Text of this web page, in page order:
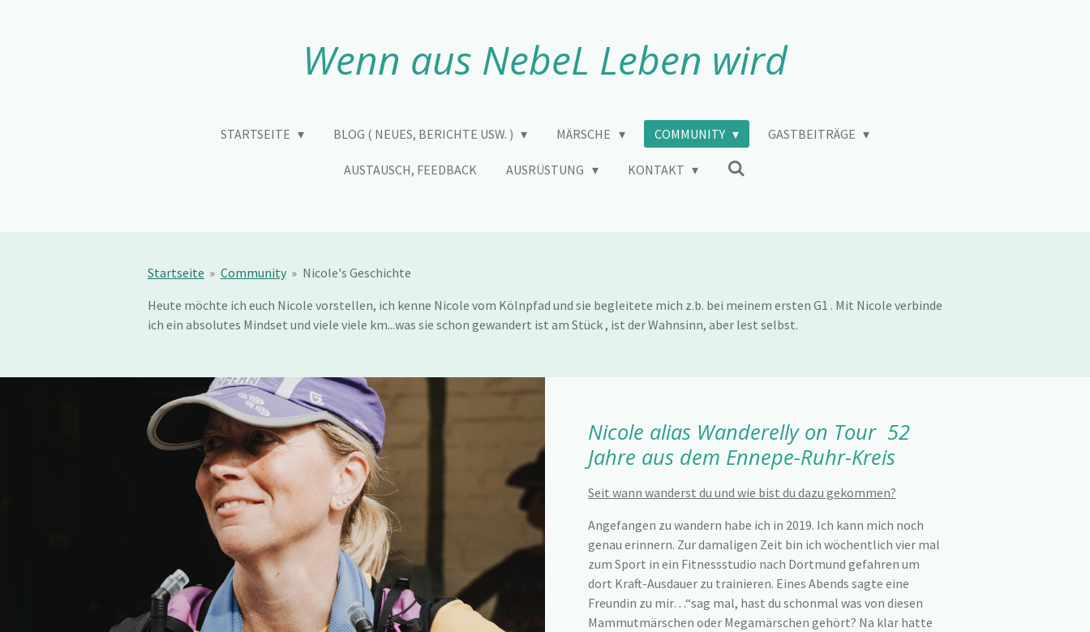
Wenn aus NebeL Leben wird
STARTSEITE BLOG ( NEUES, BERICHTE USW. ) MÄRSCHE COMMUNITY GASTBEITRÄGE
AUSTAUSCH, FEEDBACK AUSRÜSTUNG KONTAKT
Startseite » Community » Nicole's Geschichte
Heute möchte ich euch Nicole vorstellen, ich kenne Nicole vom Kölnpfad und sie begleitete mich z.b. bei meinem ersten G1 . Mit Nicole verbinde
ich ein absolutes Mindset und viele viele km...was sie schon gewandert ist am Stück , ist der Wahnsinn, aber lest selbst.
Nicole alias Wanderelly on Tour 52
Jahre aus dem Ennepe-Ruhr-Kreis
Seit wann wanderst du und wie bist du dazu gekommen?
Angefangen zu wandern habe ich in 2019. Ich kann mich noch
genau erinnern. Zur damaligen Zeit bin ich wöchentlich vier mal
zum Sport in ein Fitnessstudio nach Dortmund gefahren um
dort Kraft-Ausdauer zu trainieren. Eines Abends sagte eine
Freundin zu mir…“sag mal, hast du schonmal was von diesen
Mammutmärschen oder Megamärschen gehört? Na klar hatte